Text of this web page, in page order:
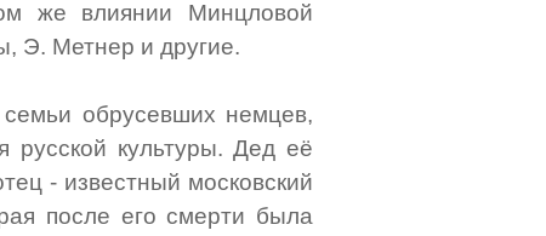
же влиянии Минцловой
Э. Метнер и другие.
обрусевших немцев,
русской культуры. Дед её
- известный московский
после его смерти была